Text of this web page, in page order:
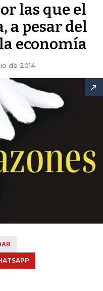
las que el
a pesar del
economía
de 2014